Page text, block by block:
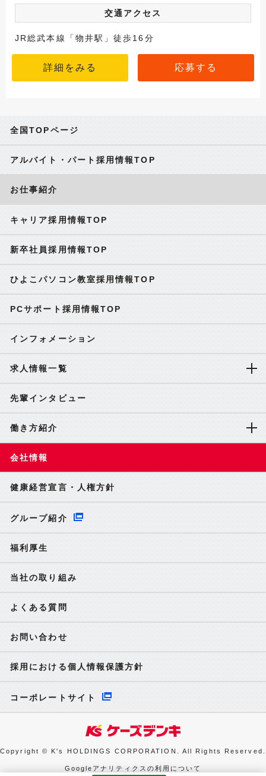
交通アクセス
JR総武本線「物井駅」徒歩16分
詳細をみる 応募する
全国TOPページ
アルバイト・パート採用情報TOP
お仕事紹介
キャリア採用情報TOP
新卒社員採用情報TOP
ひよこパソコン教室採用情報TOP
PCサポート採用情報TOP
インフォメーション
求人情報一覧
先輩インタビュー
働き方紹介
会社情報
健康経営宣言・人権方針
グループ紹介
福利厚生
当社の取り組み
よくある質問
お問い合わせ
採用における個人情報保護方針
コーポレートサイト
Copyright © K's HOLDINGS CORPORATION. All Rights Reserved.
Googleアナリティクスの利用について